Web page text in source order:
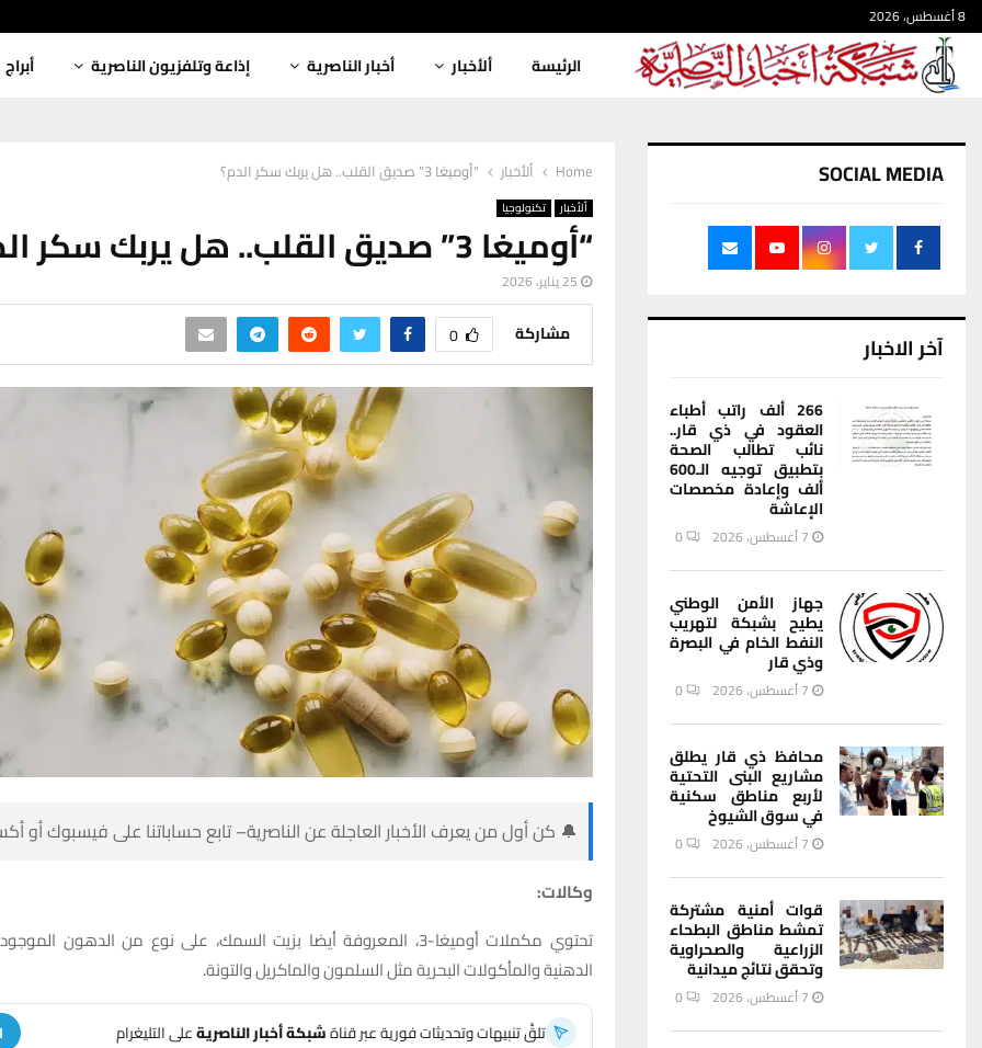
8 أغسطس، 2026
الرئيسة ألأخبار أخبار الناصرية إذاعة وتلفزيون الناصرية أبراج
Home ألأخبار “أوميغا 3” صديق القلب.. هل يربك سكر الدم؟
ألأخبار تكنولوجيا
“أوميغا 3” صديق القلب.. هل يربك سكر الدم؟
25 يناير، 2026
مشاركة 0
🔔 كن أول من يعرف الأخبار العاجلة عن الناصرية– تابع حساباتنا على فيسبوك أو
وكالات:
تحتوي مكملات أوميغا-3، المعروفة أيضا بزيت السمك، على نوع من الدهون
الدهنية والمأكولات البحرية مثل السلمون والماكريل والتونة.
تلقَّ تنبيهات وتحديثات فورية عبر قناةشبكة أخبار الناصريةعلى التليغرام
SOCIAL MEDIA
آخر الاخبار
266 ألف راتب أطباء
العقود في ذي قار..
نائب تطالب الصحة
بتطبيق توجيه الـ600
ألف وإعادة مخصصات
الإعاشة
7 أغسطس، 2026 0
جهاز الأمن الوطني
يطيح بشبكة لتهريب
النفط الخام في البصرة
وذي قار
7 أغسطس، 2026 0
محافظ ذي قار يطلق
مشاريع البنى التحتية
لأربع مناطق سكنية
في سوق الشيوخ
7 أغسطس، 2026 0
قوات أمنية مشتركة
تمشط مناطق البطحاء
الزراعية والصحراوية
وتحقق نتائج ميدانية
7 أغسطس، 2026 0